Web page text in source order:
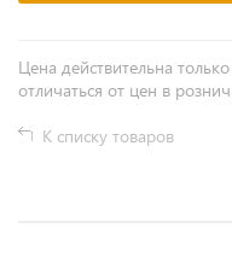
Цена действительна
отличаться от цен в
К списку товаров